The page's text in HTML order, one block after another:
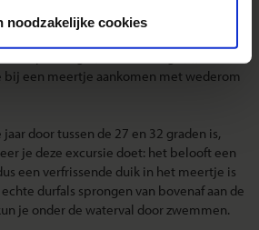
noodzakelijke cookies
onze gids ontzettend veel te vertellen
bij een meertje aankomen met wederom
door tussen de 27 en 32 graden is,
je deze excursie doet: het belooft een
een verfrissende duik in het meertje is
durfals sprongen van bovenaf aan de
je onder de waterval door zwemmen.